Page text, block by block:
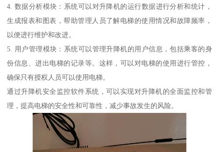
4. 数据分析模块：系统可以对升降机的运行数据进行分析和统计，
生成报表和图表，帮助管理人员了解电梯的使用情况和故障频率，
以便进行维护和改进。
5. 用户管理模块：系统可以管理升降机的用户信息，包括乘客的身
份信息、进出电梯的记录等。这样，可以对电梯的使用进行管控，
确保只有授权人员可以使用电梯。
通过升降机安全监控软件系统，可以实现对升降机的全面监控和管
理，提高电梯的安全性和可靠性，减少事故发生的风险。